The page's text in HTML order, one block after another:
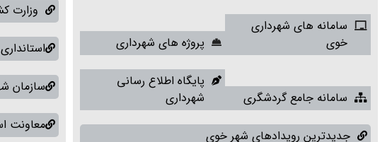
سامانه های شهرداری
خوی
پروژه های شهرداری
سامانه جامع گردشگری
پایگاه اطلاع رسانی
شهرداری
جدیدترین رویدادهای شهر خوی
وزارت
سازمان
معاونت